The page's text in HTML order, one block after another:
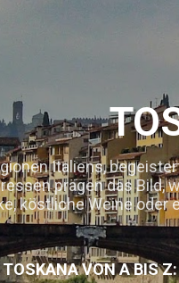
Italiens,
prägen das
köstliche Weine
TOSKANA VON A BIS